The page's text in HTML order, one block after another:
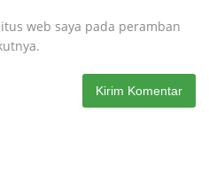
web saya pada peramban